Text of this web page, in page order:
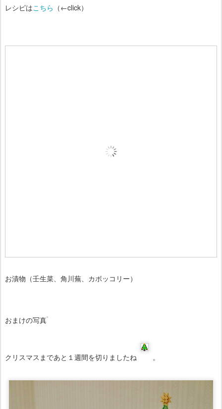
レシピはこちら （←click）
お漬物（壬生菜、角川蕪、カボッコリー）
おまけの写真
クリスマスまであと１週間を切りましたね 。